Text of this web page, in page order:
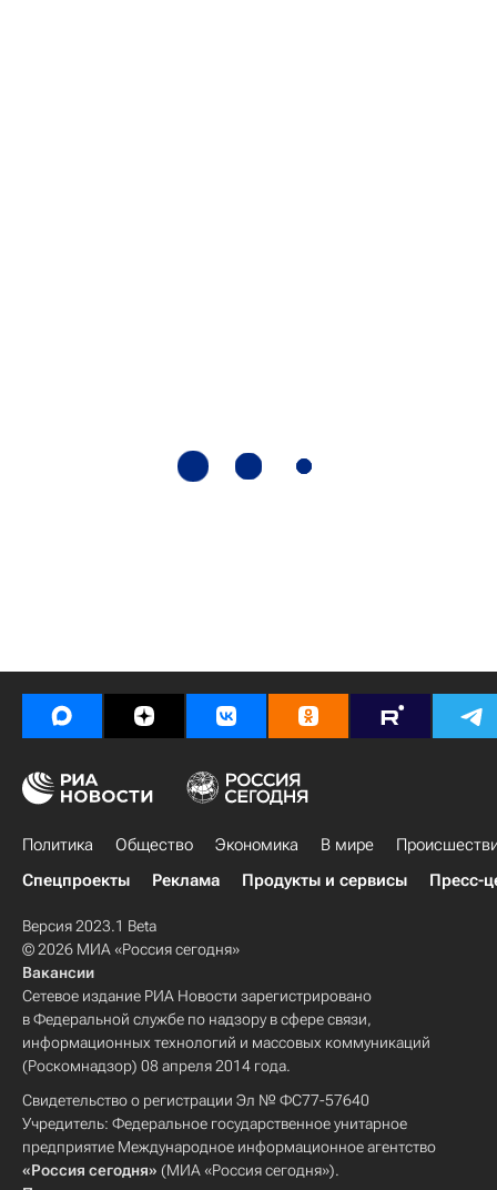
Политика Общество Экономика В мире
Спецпроекты
Реклама Продукты и сервисы Пресс-
Версия 2023.1 Beta
© 2026 МИА «Россия сегодня»
Вакансии
Сетевое издание РИА Новости зарегистрировано
в Федеральной службе по надзору в сфере связи,
информационных технологий и массовых коммуникаций
(Роскомнадзор) 08 апреля 2014 года.
Свидетельство о регистрации Эл № ФС77-57640
Учредитель: Федеральное государственное унитарное
предприятие Международное информационное агентство
«Россия сегодня» (МИА «Россия сегодня»).